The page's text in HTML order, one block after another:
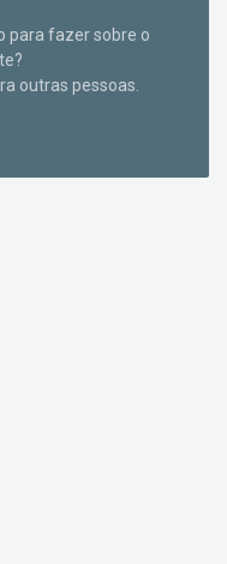
para fazer sobre o
outras pessoas.